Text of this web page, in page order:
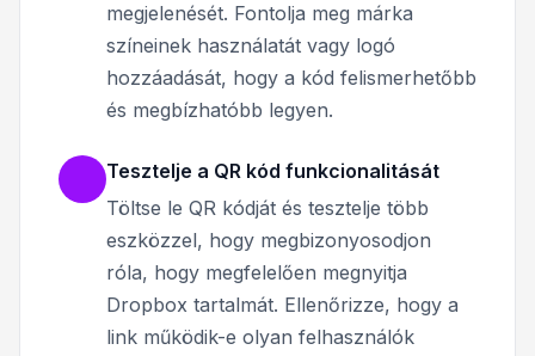
megjelenését. Fontolja meg márka
színeinek használatát vagy logó
hozzáadását, hogy a kód felismerhetőbb
és megbízhatóbb legyen.
Tesztelje a QR kód funkcionalitását
Töltse le QR kódját és tesztelje több
eszközzel, hogy megbizonyosodjon
róla, hogy megfelelően megnyitja
Dropbox tartalmát. Ellenőrizze, hogy a
link működik-e olyan felhasználók